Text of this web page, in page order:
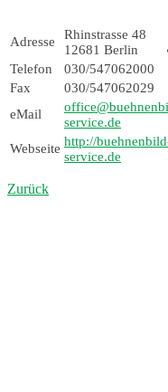
Adresse
Rhinstrasse 48
12681 Berlin
Telefon
030/547062000
Fax
030/547062029
eMail
service.de
Webseite http://
service.de
Zurück